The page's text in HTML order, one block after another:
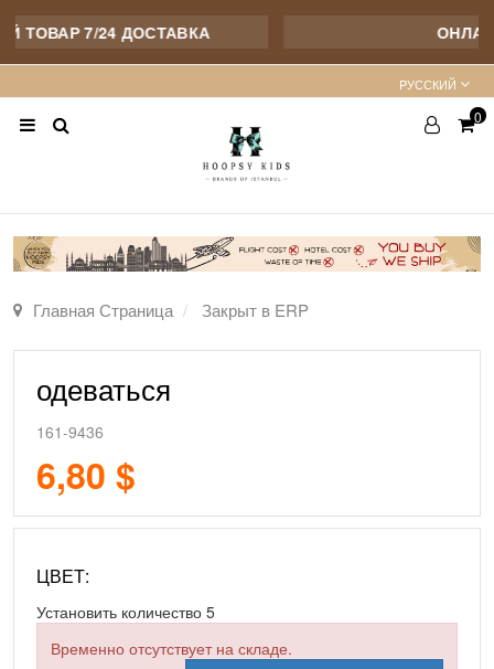
7/24 ДОСТАВКА
PУССКИЙ
0
Главная Страница Закрыт в ERP
одеваться
161-9436
6,80 $
ЦВЕТ:
Установить количество 5
Временно отсутствует на складе.